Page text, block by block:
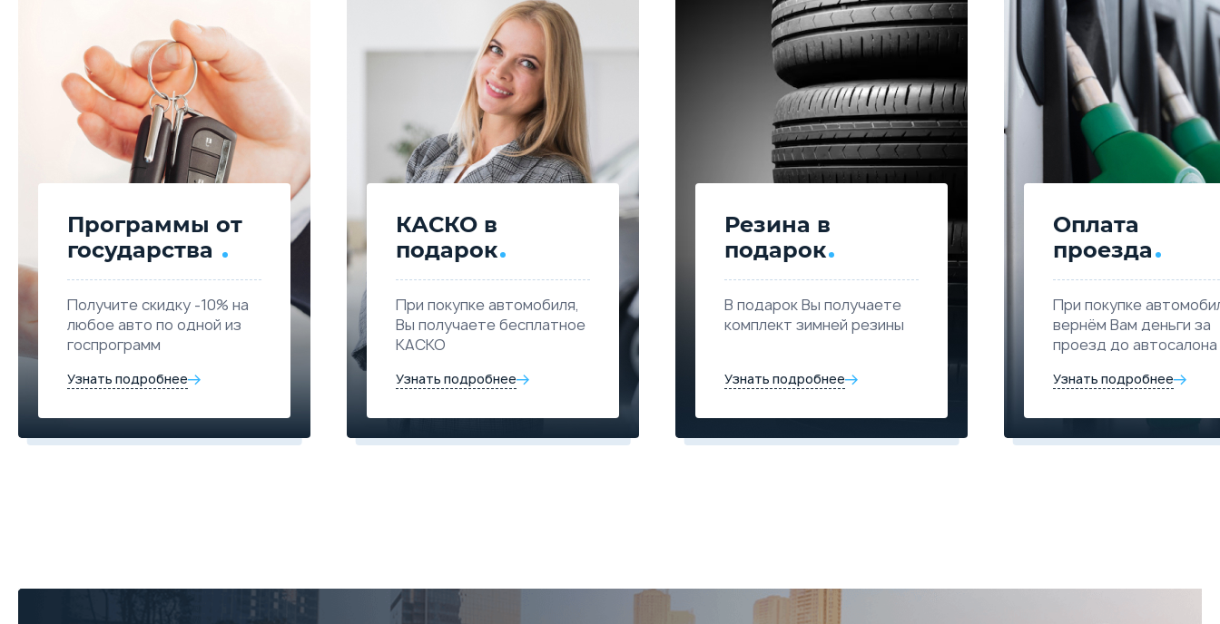
Программы от
государства
Получите скидку -10% на
любое авто по одной из
госпрограмм
Узнать подробнее
КАСКО в
подарок
При покупке автомобиля,
Вы получаете бесплатное
КАСКО
Узнать подробнее
Резина в
подарок
В подарок Вы получаете
комплект зимней резины
Узнать подробнее
Оплата
проезда
При покупке
вернём Вам деньги за
проезд до автосалона
Узнать подробнее